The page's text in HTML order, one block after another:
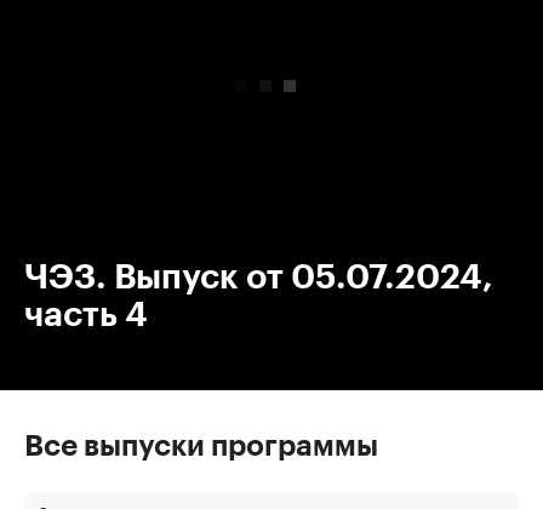
ЧЭЗ. Выпуск от 05.07.2024,
часть 4
Все выпуски программы